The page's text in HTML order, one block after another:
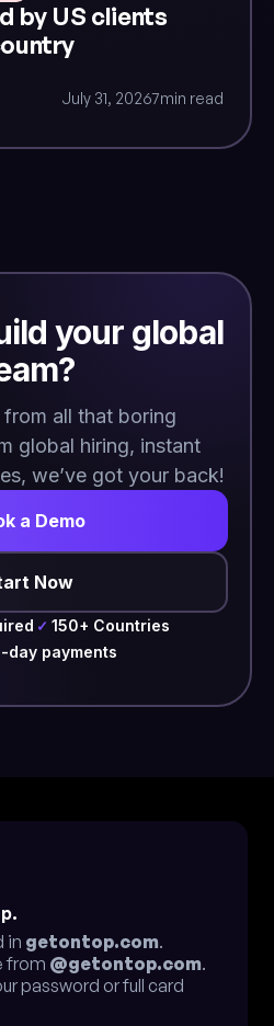
by US clients
July 31, 20267min read
your global
all that boring
global hiring, instant
we’ve got your back!
a Demo
Now
✓ 150+ Countries
day payments
in getontop.com.
from @getontop.com.
password or full card